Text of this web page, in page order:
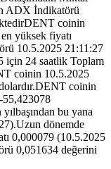
ADX İndikatörü
coinin
yüksek fiyatı
10.5.2025 21:11:27
için 24 saatlik Toplam
coinin 10.5.2025
coinin
bu yana
dönemde
0,000079 (10.5.2025
0,051634 değerini